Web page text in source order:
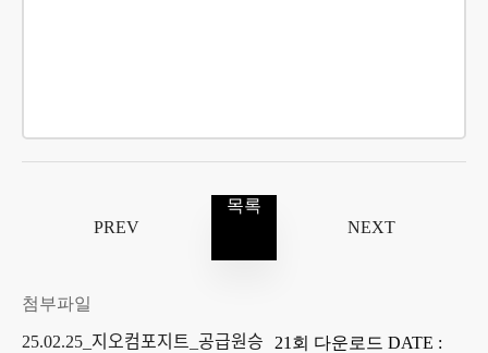
PREV
목록
NEXT
첨부파일
25.02.25_지오컴포지트_공급원승
21 회 다운로드DATE :